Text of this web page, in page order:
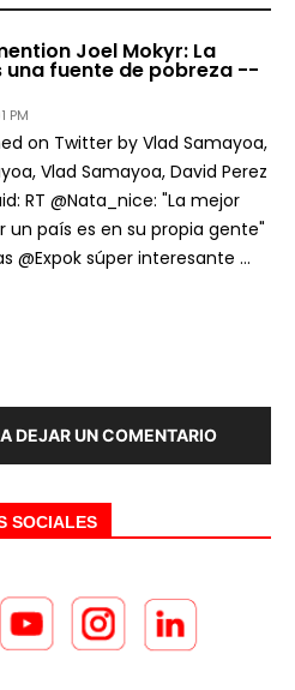
Joel Mokyr: La
una fuente de pobreza --
PM
on Twitter by Vlad Samayoa,
Vlad Samayoa, David Perez
RT @Nata_nice: "La mejor
un país es en su propia gente"
@Expok súper interesante …
DEJAR UN COMENTARIO
SOCIALES